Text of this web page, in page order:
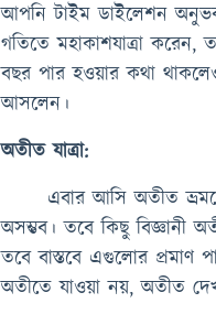
আপনি টাইম ডাইলেশন
গতিতে মহাকাশযাত্রা
বছর পার হওয়ার কথা
আসলেন।
অতীত যাত্রা:
এবার আসি অতীত ভ্রমনের
অসম্ভব। তবে কিছু বিজ্ঞানী
তবে বাস্তবে এগুলোর প্রমাণ
অতীতে যাওয়া নয়, অতীত